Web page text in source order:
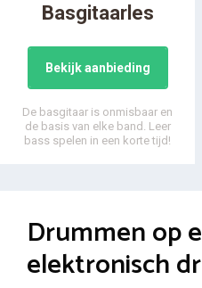
Basgitaarles
Bekijk aanbieding
De basgitaar is onmisbaar en
de basis van elke band. Leer
bass spelen in een korte tijd!
Drummen op
elektronisch